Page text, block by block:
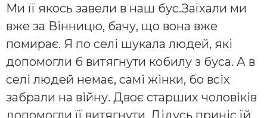
Ми її якось завели в наш бус.Заїхали ми
вже за Вінницю, бачу, що вона вже
помирає. Я по селі шукала людей, які
допомогли б витягнути кобилу з буса. А в
селі людей немає, самі жінки, бо всіх
забрали на війну. Двоє старших чоловіків
допомогли її витягнути. Дідусь приніс їй